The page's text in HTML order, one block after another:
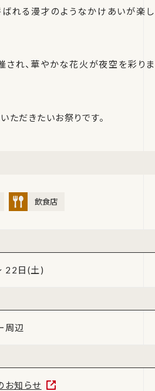
ばれる漫才のようなかけあいが楽し
され、華やかな花火が夜空を彩りま
ただきたいお祭りです。
飲食店
22日(土)
周辺
お知らせ